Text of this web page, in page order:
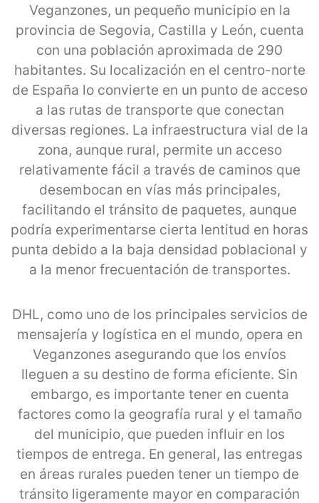
Veganzones, un pequeño municipio en la
provincia de Segovia, Castilla y León, cuenta
con una población aproximada de 290
habitantes. Su localización en el centro-norte
de España lo convierte en un punto de acceso
a las rutas de transporte que conectan
diversas regiones. La infraestructura vial de la
zona, aunque rural, permite un acceso
relativamente fácil a través de caminos que
desembocan en vías más principales,
facilitando el tránsito de paquetes, aunque
podría experimentarse cierta lentitud en horas
punta debido a la baja densidad poblacional y
a la menor frecuentación de transportes.
DHL, como uno de los principales servicios de
mensajería y logística en el mundo, opera en
Veganzones asegurando que los envíos
lleguen a su destino de forma eficiente. Sin
embargo, es importante tener en cuenta
factores como la geografía rural y el tamaño
del municipio, que pueden influir en los
tiempos de entrega. En general, las entregas
en áreas rurales pueden tener un tiempo de
tránsito ligeramente mayor en comparación